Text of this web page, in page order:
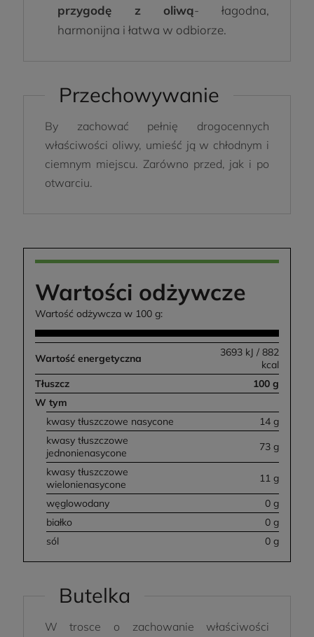
przygodę z oliwą- łagodna,
harmonijna i łatwa w odbiorze.
Przechowywanie
By zachować pełnię drogocennych
właściwości oliwy, umieść ją w chłodnym i
ciemnym miejscu. Zarówno przed, jak i po
otwarciu.
Wartości odżywcze
Wartość odżywcza w 100 g:
Wartość energetyczna
3693 kJ / 882
kcal
Tłuszcz
100 g
W tym
kwasy tłuszczowe nasycone
14 g
kwasy tłuszczowe
jednonienasycone
73 g
kwasy tłuszczowe
wielonienasycone
11 g
węglowodany
0 g
białko
0 g
sól
0 g
Butelka
W trosce o zachowanie właściwości